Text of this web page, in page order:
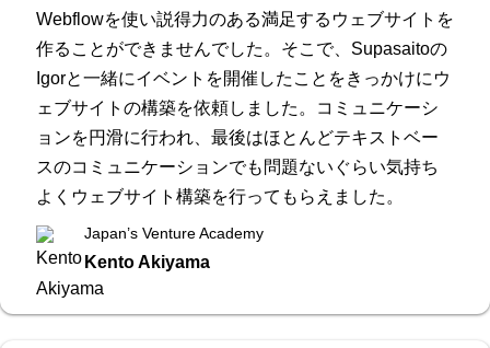
Webflowを使い説得力のある満足するウェブサイトを
作ることができませんでした。そこで、Supasaitoの
Igorと一緒にイベントを開催したことをきっかけにウ
ェブサイトの構築を依頼しました。コミュニケーシ
ョンを円滑に行われ、最後はほとんどテキストベー
スのコミュニケーションでも問題ないぐらい気持ち
よくウェブサイト構築を行ってもらえました。
Japan’s Venture Academy
Kento Akiyama